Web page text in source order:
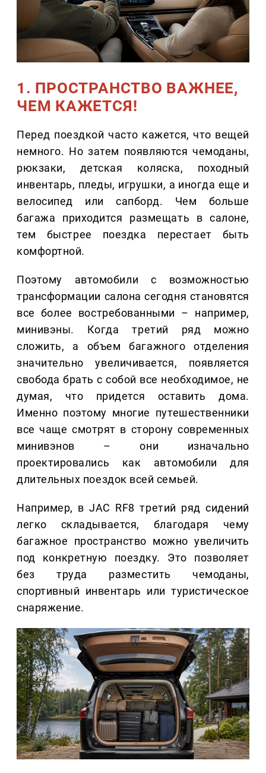
1. ПРОСТРАНСТВО ВАЖНЕЕ,
ЧЕМ КАЖЕТСЯ!
Перед поездкой часто кажется, что вещей
немного. Но затем появляются чемоданы,
рюкзаки, детская коляска, походный
инвентарь, пледы, игрушки, а иногда еще и
велосипед или сапборд. Чем больше
багажа приходится размещать в салоне,
тем быстрее поездка перестает быть
комфортной.
Поэтому автомобили с возможностью
трансформации салона сегодня становятся
все более востребованными – например,
минивэны. Когда третий ряд можно
сложить, а объем багажного отделения
значительно увеличивается, появляется
свобода брать с собой все необходимое, не
думая, что придется оставить дома.
Именно поэтому многие путешественники
все чаще смотрят в сторону современных
минивэнов – они изначально
проектировались как автомобили для
длительных поездок всей семьей.
Например, в JAC RF8 третий ряд сидений
легко складывается, благодаря чему
багажное пространство можно увеличить
под конкретную поездку. Это позволяет
без труда разместить чемоданы,
спортивный инвентарь или туристическое
снаряжение.